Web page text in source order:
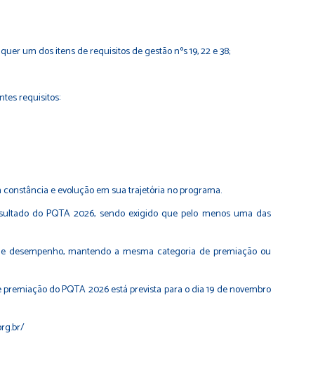
um dos itens de requisitos de gestão nºs 19, 22 e 38;
requisitos:
e evolução em sua trajetória no programa.
do PQTA 2026, sendo exigido que pelo menos uma das
desempenho, mantendo a mesma categoria de premiação ou
do PQTA 2026 está prevista para o dia 19 de novembro